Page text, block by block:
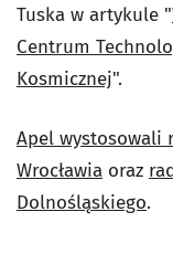
Tuska w artykule "
Centrum
Kosmicznej".
Apel wystosowali
Wrocławia oraz
Dolnośląskiego.